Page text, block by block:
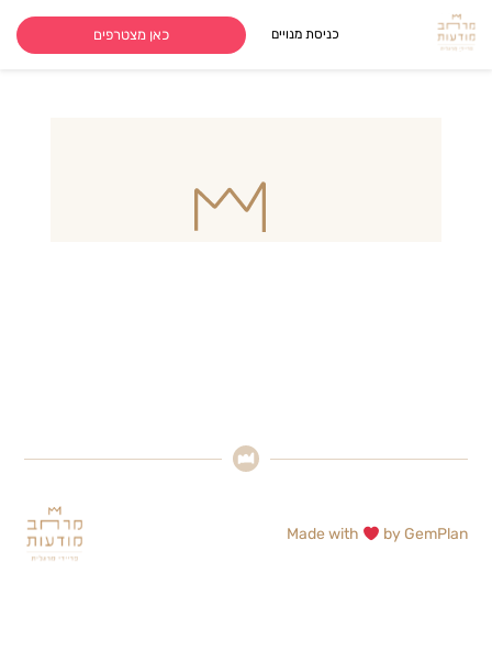
כניסת מנויים כאן מצטרפים
Made with byGemPlan